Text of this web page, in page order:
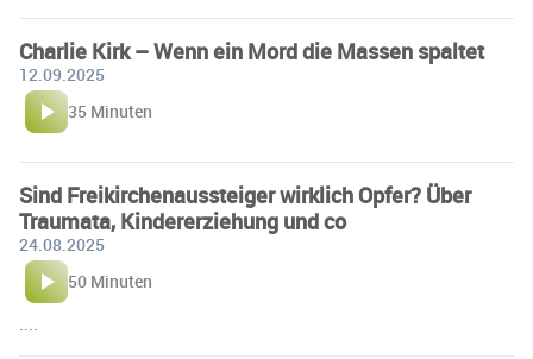
Charlie Kirk – Wenn ein Mord die Massen spaltet
12.09.2025
35 Minuten
Sind Freikirchenaussteiger wirklich Opfer? Über
Traumata, Kindererziehung und co
24.08.2025
50 Minuten
....